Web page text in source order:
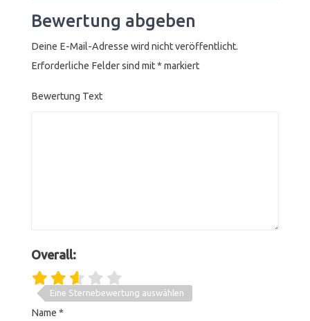
Bewertung abgeben
Deine E-Mail-Adresse wird nicht veröffentlicht.
Erforderliche Felder sind mit*markiert
Bewertung Text
Overall:
Eine Sternebewertung auswählen
Name *